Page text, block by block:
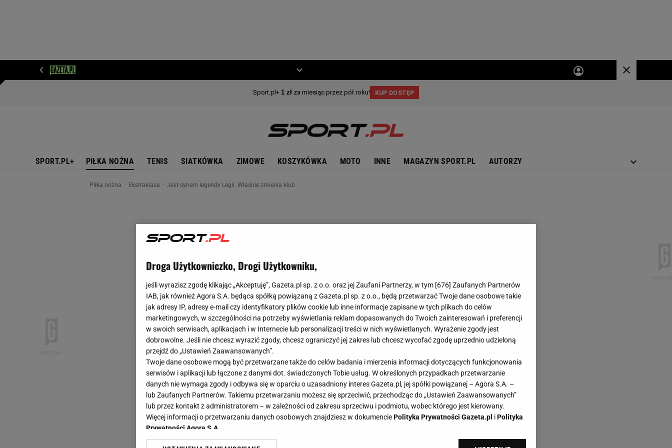
SPORT.PL+ PIŁKA NOŻNA TENIS SIATKÓWKA ZIMOWE KOSZYKÓWKA MOTO INNE MAGAZYN SPORT.PL AUTORZY
Piłka nożna Ekstraklasa Jest synem legendy Legii. Właśnie zmienia klub
Droga Użytkowniczko, Drogi Użytkowniku,
jeśli wyrazisz zgodę klikając „Akceptuję”, Gazeta.pl sp. z o.o. oraz jej Zaufani Partnerzy, w tym [676] Zaufanych Partnerów
IAB, jak również Agora S.A. będąca spółką powiązaną z Gazeta.pl sp. z o.o., będą przetwarzać Twoje dane osobowe takie
jak adresy IP, adresy e-mail czy identyfikatory plików cookie lub inne informacje zapisane w tych plikach do celów
marketingowych, w szczególności na potrzeby wyświetlania reklam dopasowanych do Twoich zainteresowań i preferencji
w swoich serwisach, aplikacjach i w Internecie lub personalizacji treści w nich wyświetlanych. Wyrażenie zgody jest
dobrowolne. Jeśli nie chcesz wyrazić zgody, chcesz ograniczyć jej zakres lub chcesz wycofać zgodę uprzednio udzieloną
przejdź do „Ustawień Zaawansowanych”.
Twoje dane osobowe mogą być przetwarzane także do celów badania i mierzenia informacji dotyczących funkcjonowania
serwisów i aplikacji lub łączone z danymi dot. świadczonych Tobie usług. W określonych przypadkach przetwarzanie
danych nie wymaga zgody i odbywa się w oparciu o uzasadniony interes Gazeta.pl, jej spółki powiązanej – Agora S.A. –
lub Zaufanych Partnerów. Takiemu przetwarzaniu możesz się sprzeciwić, przechodząc do „Ustawień Zaawansowanych”
lub przez kontakt z administratorem – w zależności od zakresu sprzeciwu i podmiotu, wobec którego jest kierowany.
Więcej informacji o przetwarzaniu danych osobowych znajdziesz w dokumenciePolityka Prywatności Gazeta.pl iPolityka
Prywatności Agora S.A.